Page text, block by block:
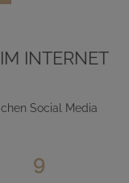
INTERNET
Social Media
9